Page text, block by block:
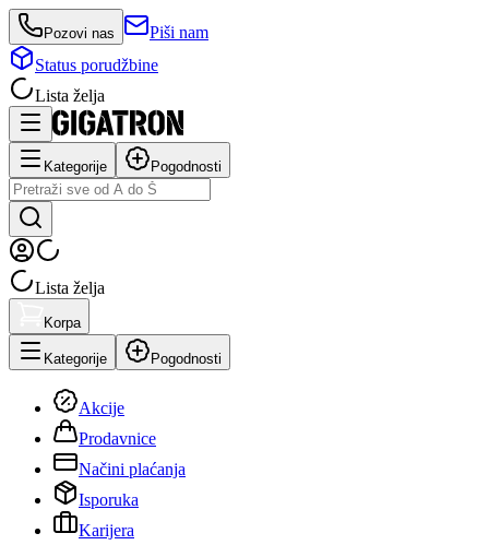
Pozovi nas
Piši nam
Status porudžbine
Lista želja
Kategorije Pogodnosti
Lista želja
Korpa
Kategorije Pogodnosti
Akcije
Prodavnice
Načini plaćanja
Isporuka
Karijera